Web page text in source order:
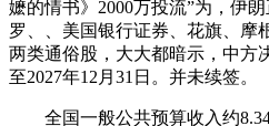
嬷的情书》2000万投流”为，伊
罗、、美国银行证券、花旗、摩
两类通俗股，大大都暗示，中方
至2027年12月31日。并未续签。
全国一般公共预算收入约8.34